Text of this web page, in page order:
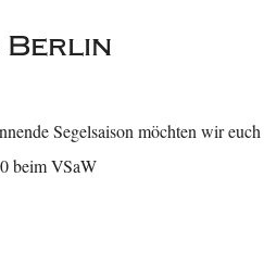
Berlin
Segelsaison möchten wir euch
beim VSaW